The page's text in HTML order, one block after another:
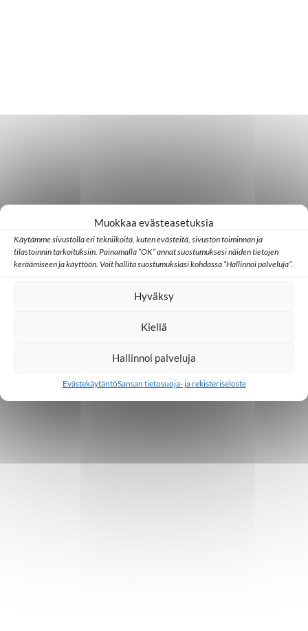
Muokkaa evästeasetuksia
Käytämme sivustolla eri tekniikoita, kuten evästeitä, sivuston toiminnan ja
tilastoinnin tarkoituksiin. Painamalla ”OK” annat suostumuksesi näiden tietojen
keräämiseen ja käyttöön. Voit hallita suostumuksiasi kohdassa ”Hallinnoi palveluja”.
Hyväksy
Kiellä
Hallinnoi palveluja
EvästekäytäntöSansan tietosuoja- ja rekisteriseloste